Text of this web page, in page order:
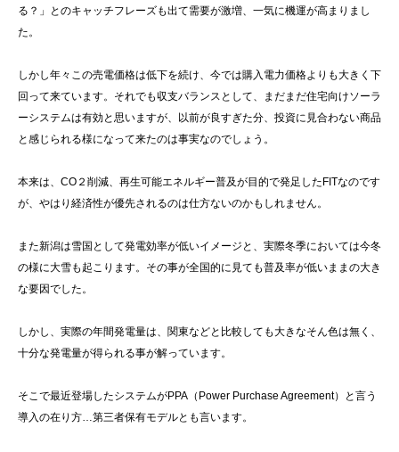
る？」とのキャッチフレーズも出て需要が激増、一気に機運が高まりまし
た。
しかし年々この売電価格は低下を続け、今では購入電力価格よりも大きく下
回って来ています。それでも収支バランスとして、まだまだ住宅向けソーラ
ーシステムは有効と思いますが、以前が良すぎた分、投資に見合わない商品
と感じられる様になって来たのは事実なのでしょう。
本来は、CO２削減、再生可能エネルギー普及が目的で発足したFITなのです
が、やはり経済性が優先されるのは仕方ないのかもしれません。
また新潟は雪国として発電効率が低いイメージと、実際冬季においては今冬
の様に大雪も起こります。その事が全国的に見ても普及率が低いままの大き
な要因でした。
しかし、実際の年間発電量は、関東などと比較しても大きなそん色は無く、
十分な発電量が得られる事が解っています。
そこで最近登場したシステムがPPA（Power Purchase Agreement）と言う
導入の在り方…第三者保有モデルとも言います。